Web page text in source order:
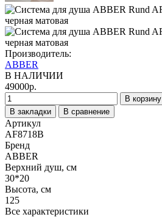
Производитель:
ABBER
В НАЛИЧИИ
49000р.
В корзину
В закладки
В сравнение
Артикул
AF8718B
Бренд
ABBER
Верхний душ, см
30*20
Высота, см
125
Все характеристики